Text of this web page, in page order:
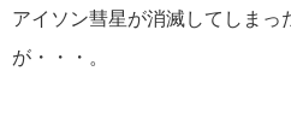
アイソン彗星が消滅してしまっ
が・・・。